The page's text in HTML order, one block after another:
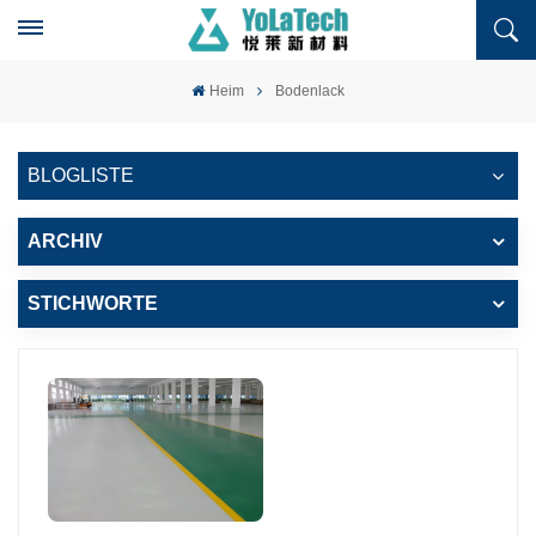
Heim Bodenlack
BLOGLISTE
ARCHIV
STICHWORTE